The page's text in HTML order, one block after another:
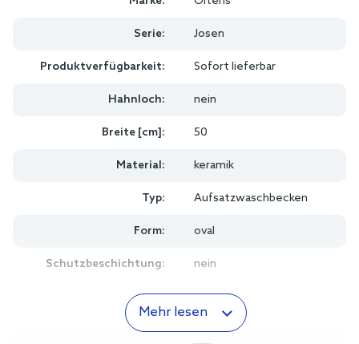
Serie: Josen
Produktverfügbarkeit: Sofort lieferbar
Hahnloch: nein
Breite [cm]: 50
Material: keramik
Typ: Aufsatzwaschbecken
Form: oval
Schutzbeschichtung: nein
Mehr lesen